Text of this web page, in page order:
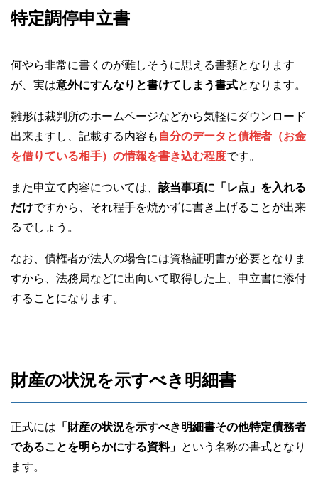
特定調停申立書
何やら非常に書くのが難しそうに思える書類となります
が、実は意外にすんなりと書けてしまう書式となります。
雛形は裁判所のホームページなどから気軽にダウンロード
出来ますし、記載する内容も 自分のデータと債権者（お金
を借りている相手）の情報を書き込む程度です。
また申立て内容については、 該当事項に「レ点」を入れる
だけですから、それ程手を焼かずに書き上げることが出来
るでしょう。
なお、債権者が法人の場合には資格証明書が必要となりま
すから、法務局などに出向いて取得した上、申立書に添付
することになります。
財産の状況を示すべき明細書
正式には 「財産の状況を示すべき明細書その他特定債務者
であることを明らかにする資料」 という名称の書式となり
ます。